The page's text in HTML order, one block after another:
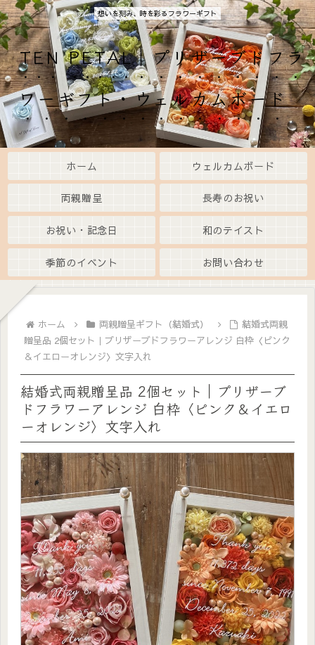
想いを刻み、時を彩るフラワーギフト
TEN PETAL｜プリザーブドフラ
ワーギフト・ウェルカムボード
ホーム ウェルカムボード
両親贈呈 長寿のお祝い
お祝い・記念日 和のテイスト
季節のイベント お問い合わせ
ホーム 両親贈呈ギフト（結婚式）
結婚式両親
贈呈品 2個セット｜プリザーブドフラワーアレンジ 白枠〈ピンク
＆イエローオレンジ〉文字入れ
結婚式両親贈呈品 2個セット｜プリザーブ
ドフラワーアレンジ 白枠〈ピンク＆イエロ
ーオレンジ〉文字入れ